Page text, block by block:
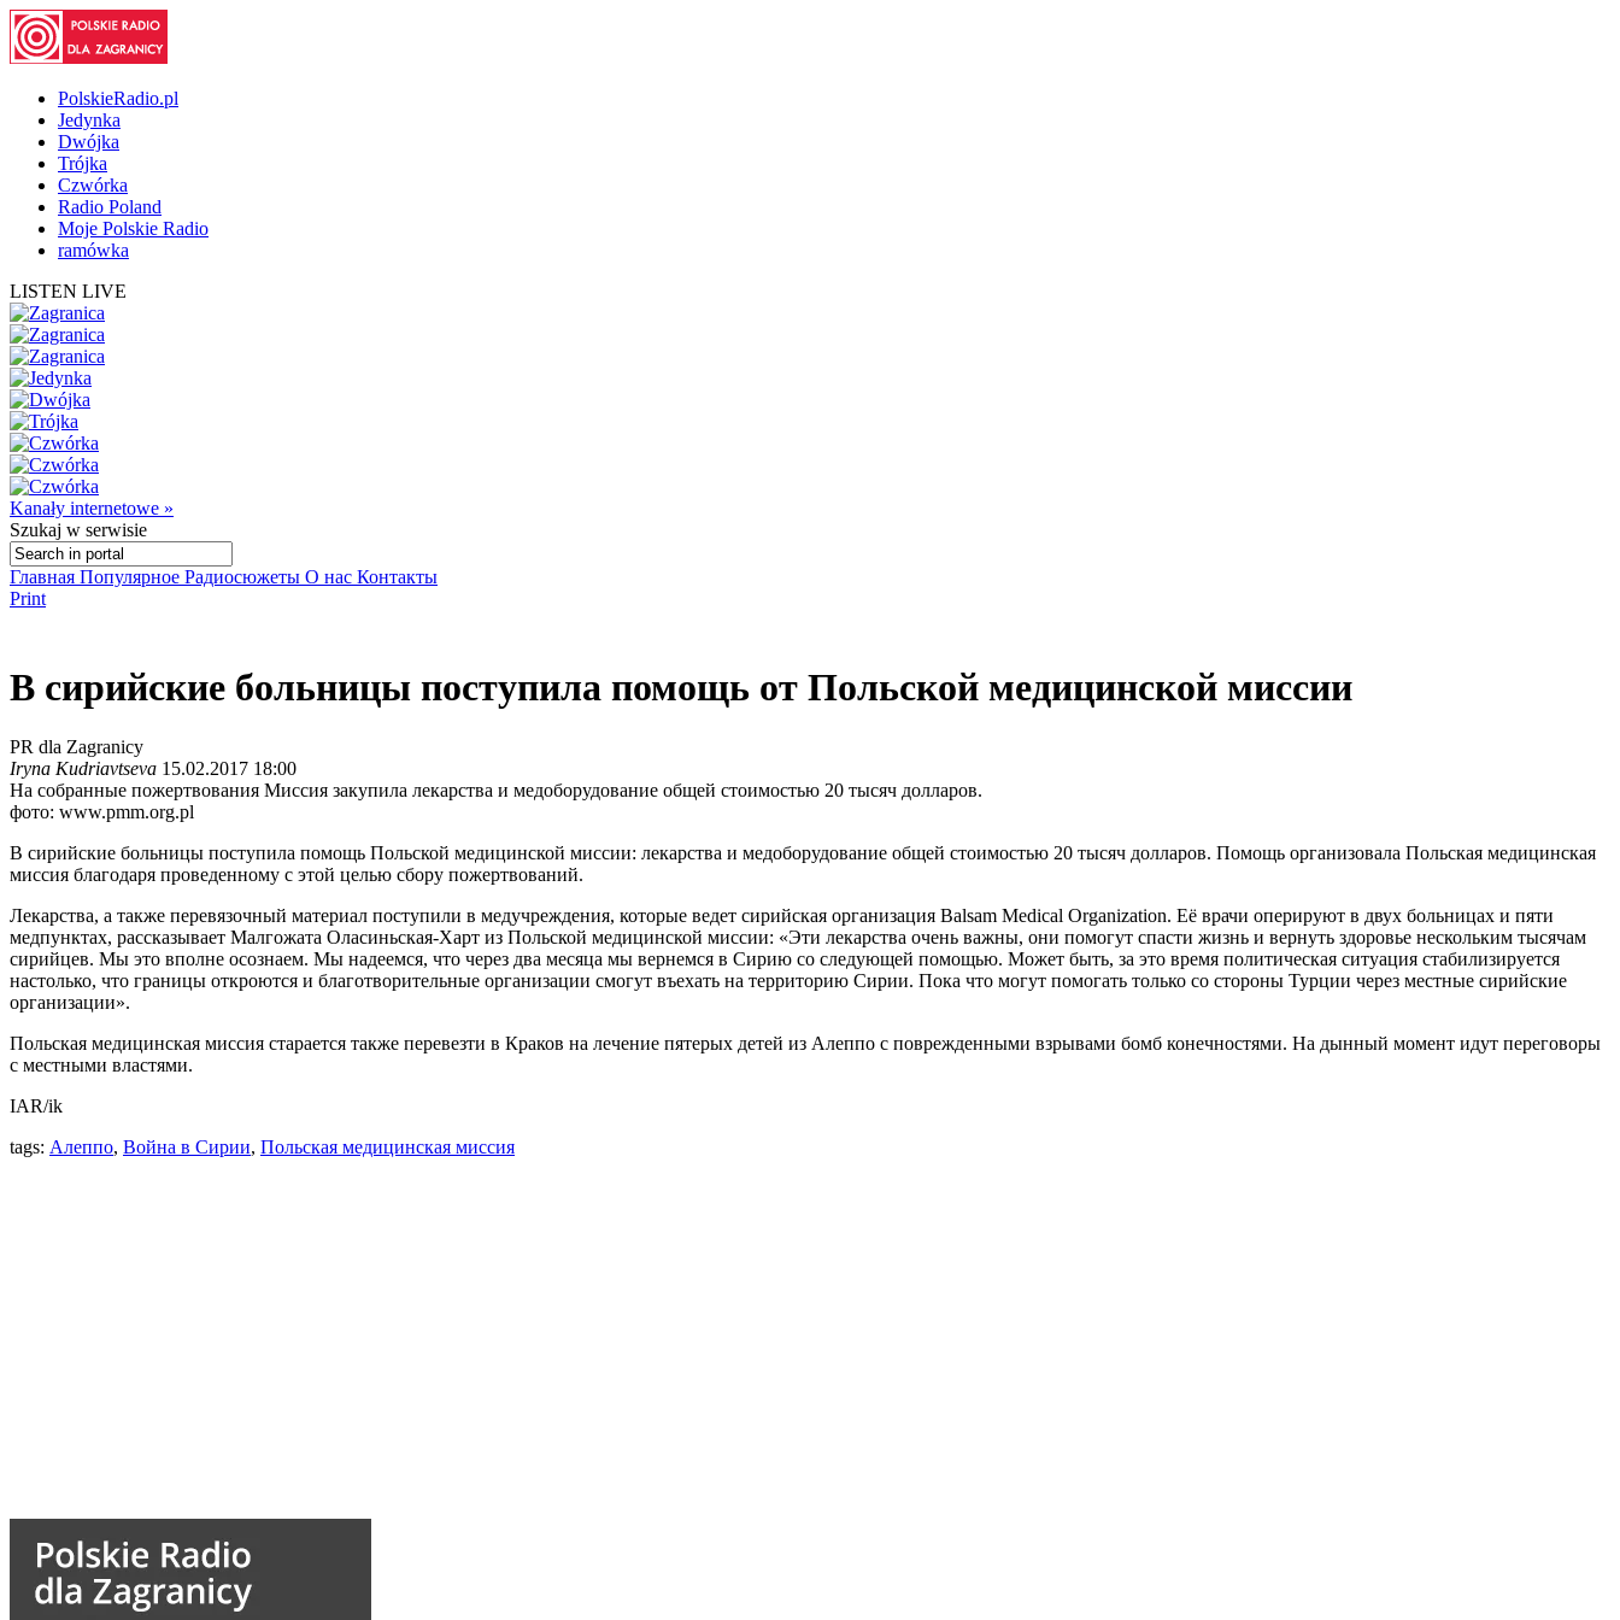
PolskieRadio.pl
Jedynka
Dwójka
Trójka
Czwórka
Radio Poland
Moje Polskie Radio
ramówka
LISTEN LIVE
Kanały internetowe »
Szukaj w serwisie
Главная Популярное Радиосюжеты О нас Контакты
Print
В сирийские больницы поступила помощь от Польской медицинской миссии
PR dla Zagranicy
Iryna Kudriavtseva 15.02.2017 18:00
На собранные пожертвования Миссия закупила лекарства и медоборудование общей стоимостью 20 тысяч долларов.
фото: www.pmm.org.pl
В сирийские больницы поступила помощь Польской медицинской миссии: лекарства и медоборудование общей стоимостью 20 тысяч долларов. Помощь организовала Польская медицинская
миссия благодаря проведенному с этой целью сбору пожертвований.
Лекарства, а также перевязочный материал поступили в медучреждения, которые ведет сирийская организация Balsam Medical Organization. Её врачи оперируют в двух больницах и пяти
медпунктах, рассказывает Малгожата Оласиньская-Харт из Польской медицинской миссии: «Эти лекарства очень важны, они помогут спасти жизнь и вернуть здоровье нескольким тысячам
сирийцев. Мы это вполне осознаем. Мы надеемся, что через два месяца мы вернемся в Сирию со следующей помощью. Может быть, за это время политическая ситуация стабилизируется
настолько, что границы откроются и благотворительные организации смогут въехать на территорию Сирии. Пока что могут помогать только со стороны Турции через местные сирийские
организации».
Польская медицинская миссия старается также перевезти в Краков на лечение пятерых детей из Алеппо с поврежденными взрывами бомб конечностями. На дынный момент идут переговоры
с местными властями.
IAR/ik
tags: Алеппо, Война в Сирии, Польская медицинская миссия